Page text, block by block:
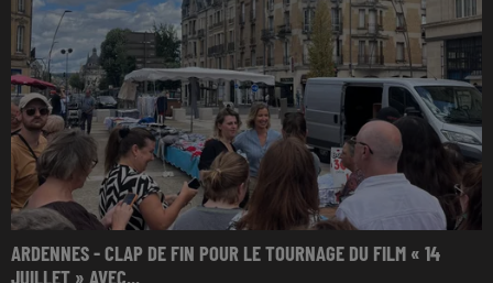
ARDENNES - CLAP DE FIN POUR LE TOURNAGE DU FILM « 14
JUILLET » AVEC...